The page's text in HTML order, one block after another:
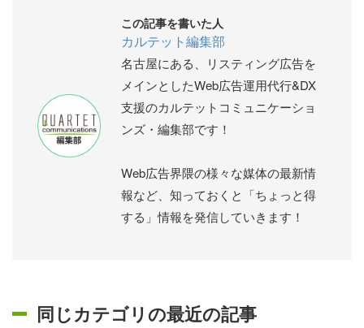
この記事を書いた人
カルテット編集部
名古屋にある、リスティング広告を
メインとしたWeb広告運用代行&DX
支援のカルテットコミュニケーショ
ンズ・編集部です！
Web広告界隈の様々な媒体の最新情
報など、知っておくと「ちょっと得
する」情報を発信していきます！
同じカテゴリの最近の記事